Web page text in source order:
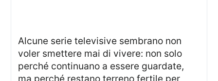
Alcune serie televisive sembrano non
voler smettere mai di vivere: non solo
perché continuano a essere guardate,